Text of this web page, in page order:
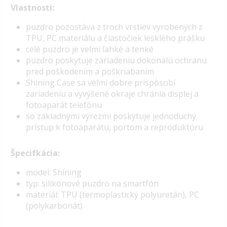
Vlastnosti:
puzdro pozostáva z troch vrstiev vyrobených z
TPU, PC materiálu a čiastočiek lesklého prášku
celé puzdro je veľmi ľahké a tenké
puzdro poskytuje zariadeniu dokonalú ochranu
pred poškodením a poškriabaním
Shining Case sa veľmi dobre prispôsobí
zariadeniu a vyvýšené okraje chránia displej a
fotoaparát telefónu
so základnými výrezmi poskytuje jednoduchý
prístup k fotoaparátu, portom a reproduktoru
Špecifkácia:
model: Shining
typ: silikónové puzdro na smartfón
materiál: TPU (termoplastický polyuretán), PC
(polykarbonát)